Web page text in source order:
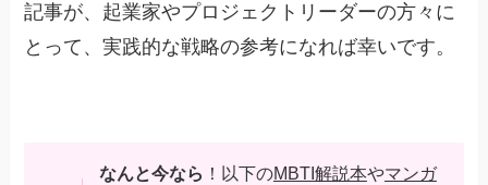
記事が、起業家やプロジェクトリーダーの方々に
とって、実践的な戦略の参考になれば幸いです。
なんと今なら ！以下のMBTI解説本やマンガ